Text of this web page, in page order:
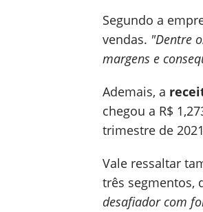
Segundo a
vendas. "Dentre
margens e
Ademais, a
chegou a R$
trimestre de
Vale ressaltar
três segmentos,
desafiador com